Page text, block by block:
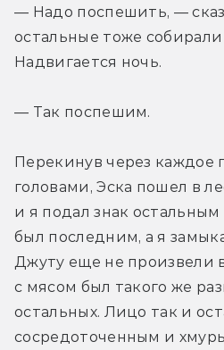
— Надо поспешить, —
остальные тоже
Надвигается ночь.
— Так поспешим.
Перекинув через каждое
головами, Эска пошел в
и я подал знак
был последним, а я
Джуту еще не произвели
с мясом был такого же
остальных. Лицо так и
сосредоточенным и